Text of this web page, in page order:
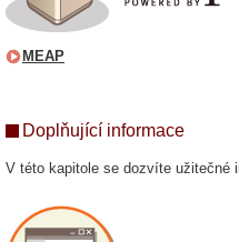
MEAP
Doplňující informace
V této kapitole se dozvíte užitečné